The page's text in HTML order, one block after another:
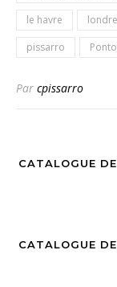
le havre
pissarro
Par cpissarro
CATALOGUE
CATALOGUE